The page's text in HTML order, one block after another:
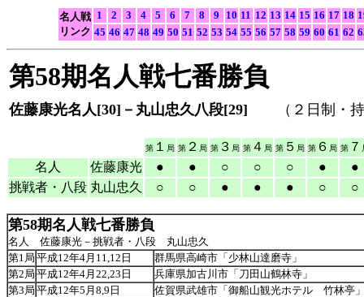
名人戦
リンク
1 2 3 4 5 6 7 8 9 10 11 12 13 14 15 16 17 18
45 46 47 48 49 50 51 52 53 54 55 56 57 58 59 60 61 62
第58期名人戦七番勝負
佐藤康光名人[30]－丸山忠久八段[29] （２日制・持
第 １ 局 第 ２ 局 第 ３ 局 第 ４ 局 第 ５ 局 第 ６ 局 第 ７
名人 佐藤康光 ● ● ○ ○ ○ ●
●
挑戦者・八段 丸山忠久 ○ ○ ● ● ● ○ ○
第58期名人戦七番勝負
名人 佐藤康光－挑戦者・八段 丸山忠久
第1局 平成12年4月11,12日
群馬県高崎市「少林山達磨寺」
第2局 平成12年4月22,23日
兵庫県加古川市「刀田山鶴林寺」
第3局 平成12年5月8,9日
佐賀県武雄市「御船山観光ホテル 竹林亭